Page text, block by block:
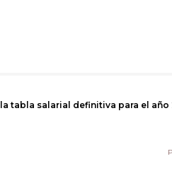
tabla salarial definitiva para el año